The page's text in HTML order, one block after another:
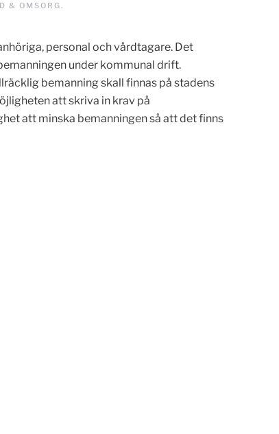
& OMSORG.
personal och vårdtagare. Det
under kommunal drift.
bemanning skall finnas på stadens
att skriva in krav på
att minska bemanningen så att det finns